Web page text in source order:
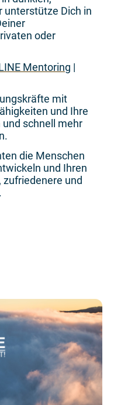
unterstütze Dich in
oder
Mentoring |
mit
und Ihre
schnell mehr
die Menschen
und Ihren
zufriedenere und